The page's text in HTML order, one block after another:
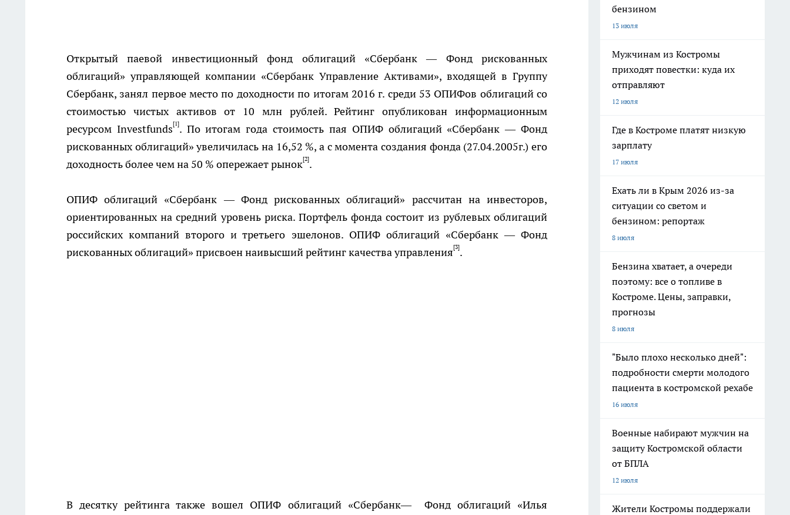
Открытый паевой инвестиционный фонд облигаций «Сбербанк — Фонд рискованных
облигаций» управляющей компании «Сбербанк Управление Активами», входящей в Группу
Сбербанк, занял первое место по доходности по итогам 2016 г. среди 53 ОПИФов облигаций со
стоимостью чистых активов от 10 млн рублей. Рейтинг опубликован информационным
ресурсом Investfunds[1]. По итогам года стоимость пая ОПИФ облигаций «Сбербанк — Фонд
рискованных облигаций» увеличилась на 16,52 %, а с момента создания фонда (27.04.2005г.) его
доходность более чем на 50 % опережает рынок[2].
ОПИФ облигаций «Сбербанк — Фонд рискованных облигаций» рассчитан на инвесторов,
ориентированных на средний уровень риска. Портфель фонда состоит из рублевых облигаций
российских компаний второго и третьего эшелонов. ОПИФ облигаций «Сбербанк — Фонд
рискованных облигаций» присвоен наивысший рейтинг качества управления[3].
В десятку рейтинга также вошел ОПИФ облигаций «Сбербанк— Фонд облигаций «Илья
бензином
13 июля
Мужчинам из Костромы
приходят повестки: куда их
отправляют
12 июля
Где в Костроме платят низкую
зарплату
17 июля
Ехать ли в Крым 2026 из-за
ситуации со светом и
бензином: репортаж
8 июля
Бензина хватает, а очереди
поэтому: все о топливе в
Костроме. Цены, заправки,
прогнозы
8 июля
"Было плохо несколько дней":
подробности смерти молодого
пациента в костромской рехабе
16 июля
Военные набирают мужчин на
защиту Костромской области
от БПЛА
12 июля
Жители Костромы поддержали